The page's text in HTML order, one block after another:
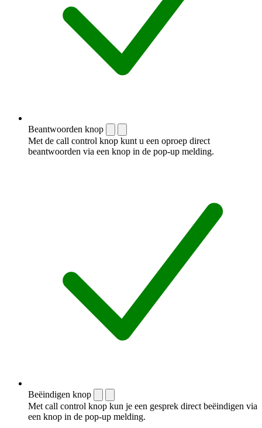
Beantwoorden knop
Met de call control knop kunt u een oproep direct
beantwoorden via een knop in de pop-up melding.
Beëindigen knop
Met call control knop kun je een gesprek direct beëindigen via
een knop in de pop-up melding.